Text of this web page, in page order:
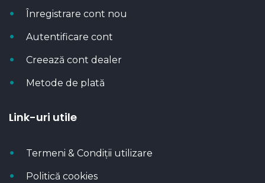
Înregistrare cont nou
Autentificare cont
Creează cont dealer
Metode de plată
Link-uri utile
Termeni & Condiții utilizare
Politică cookies